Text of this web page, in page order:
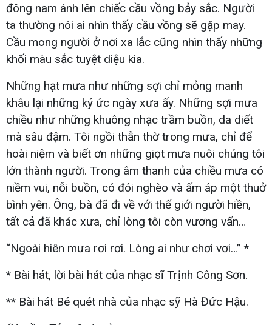
đông nam ánh lên chiếc cầu vồng bảy sắc. Người
ta thường nói ai nhìn thấy cầu vồng sẽ gặp may.
Cầu mong người ở nơi xa lắc cũng nhìn thấy những
khối màu sắc tuyệt diệu kia.
Những hạt mưa như những sợi chỉ mỏng manh
khâu lại những ký ức ngày xưa ấy. Những sợi mưa
chiều như những khuông nhạc trầm buồn, da diết
mà sâu đậm. Tôi ngồi thẫn thờ trong mưa, chỉ để
hoài niệm và biết ơn những giọt mưa nuôi chúng tôi
lớn thành người. Trong âm thanh của chiều mưa có
niềm vui, nỗi buồn, có đói nghèo và ấm áp một thuở
bình yên. Ông, bà đã đi về với thế giới người hiền,
tất cả đã khác xưa, chỉ lòng tôi còn vương vấn…
“Ngoài hiên mưa rơi rơi. Lòng ai như chơi vơi…” *
* Bài hát, lời bài hát của nhạc sĩ Trịnh Công Sơn.
** Bài hát Bé quét nhà của nhạc sỹ Hà Đức Hậu.